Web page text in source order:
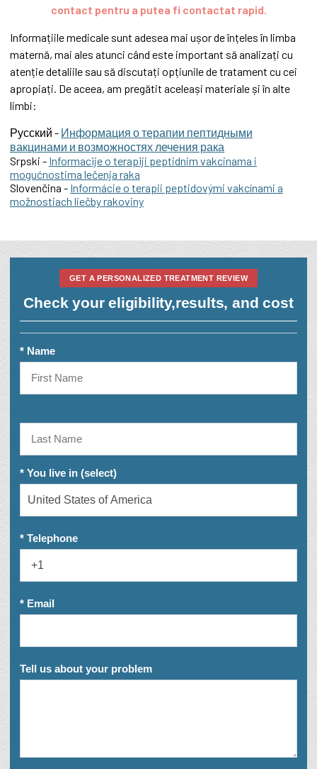
contact pentru a putea fi contactat rapid.
Informațiile medicale sunt adesea mai ușor de înțeles în limba
maternă, mai ales atunci când este important să analizați cu
atenție detaliile sau să discutați opțiunile de tratament cu cei
apropiați. De aceea, am pregătit aceleași materiale și în alte
limbi:
Русский - Информация о терапии пептидными
вакцинами и возможностях лечения рака
Srpski - Informacije o terapiji peptidnim vakcinama i
mogućnostima lečenja raka
Slovenčina - Informácie o terapii peptidovými vakcínami a
možnostiach liečby rakoviny
GET A PERSONALIZED TREATMENT REVIEW
Check your eligibility,results, and cost
* Name
* You live in (select)
* Telephone
* Email
Tell us about your problem